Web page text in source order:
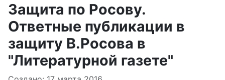
Защита по Росову.
Ответные публикации в
защиту В.Росова в
"Литературной газете"